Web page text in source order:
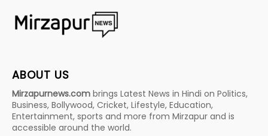
ABOUT US
Mirzapurnews.com brings Latest News in Hindi on Politics,
Business, Bollywood, Cricket, Lifestyle, Education,
Entertainment, sports and more from Mirzapur and is
accessible around the world.